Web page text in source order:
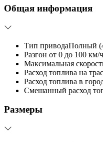
Общая информация
Тип приводаПолный
Разгон от 0 до 100 км/
Максимальная
Расход топлива на
Расход топлива в
Смешанный расход
Размеры